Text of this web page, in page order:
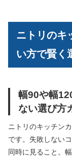
ニトリのキ
い方で賢く
幅90や幅
ない選び方
ニトリのキッチン
です。失敗しないコ
同時に見ること。